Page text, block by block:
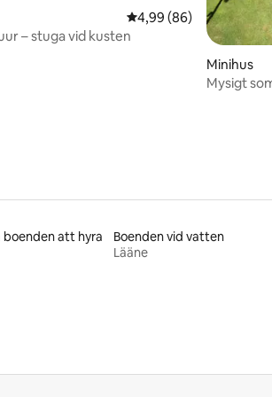
betyg, 42 omdömen
4,99 av 5 i
4,99 (86)
– stuga vid kusten
Minihus
Mysigt
boenden att hyra
Boenden vid vatten
Lääne